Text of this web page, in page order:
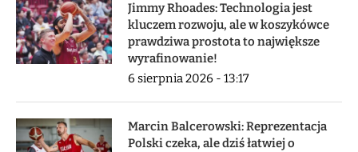
Jimmy Rhoades: Technologia jest
kluczem rozwoju, ale w koszykówce
prawdziwa prostota to największe
wyrafinowanie!
6 sierpnia 2026 - 13:17
Marcin Balcerowski: Reprezentacja
Polski czeka, ale dziś łatwiej o